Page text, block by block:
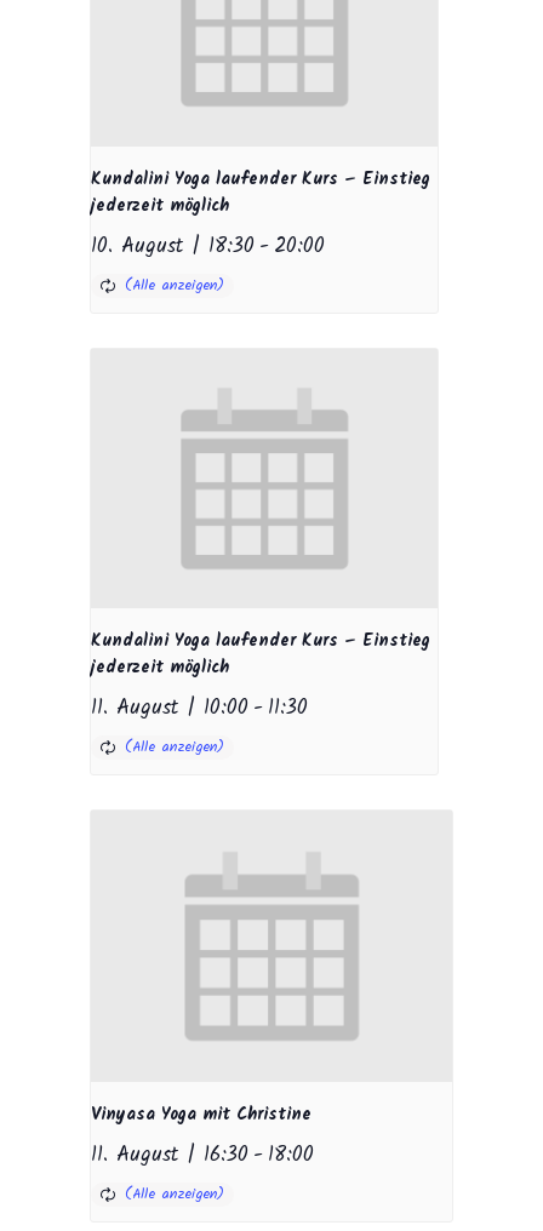
Kundalini Yoga laufender Kurs – Einstieg
jederzeit möglich
10. August | 18:30 -20:00
Kundalini Yoga laufender Kurs – Einstieg
jederzeit möglich
11. August | 10:00 -11:30
Vinyasa Yoga mit Christine
11. August | 16:30 -18:00